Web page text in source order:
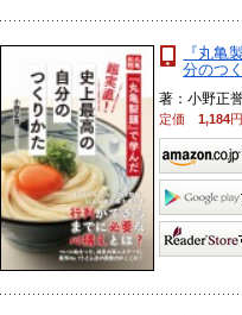
『丸
分のつ
著：小野正
定価1,184